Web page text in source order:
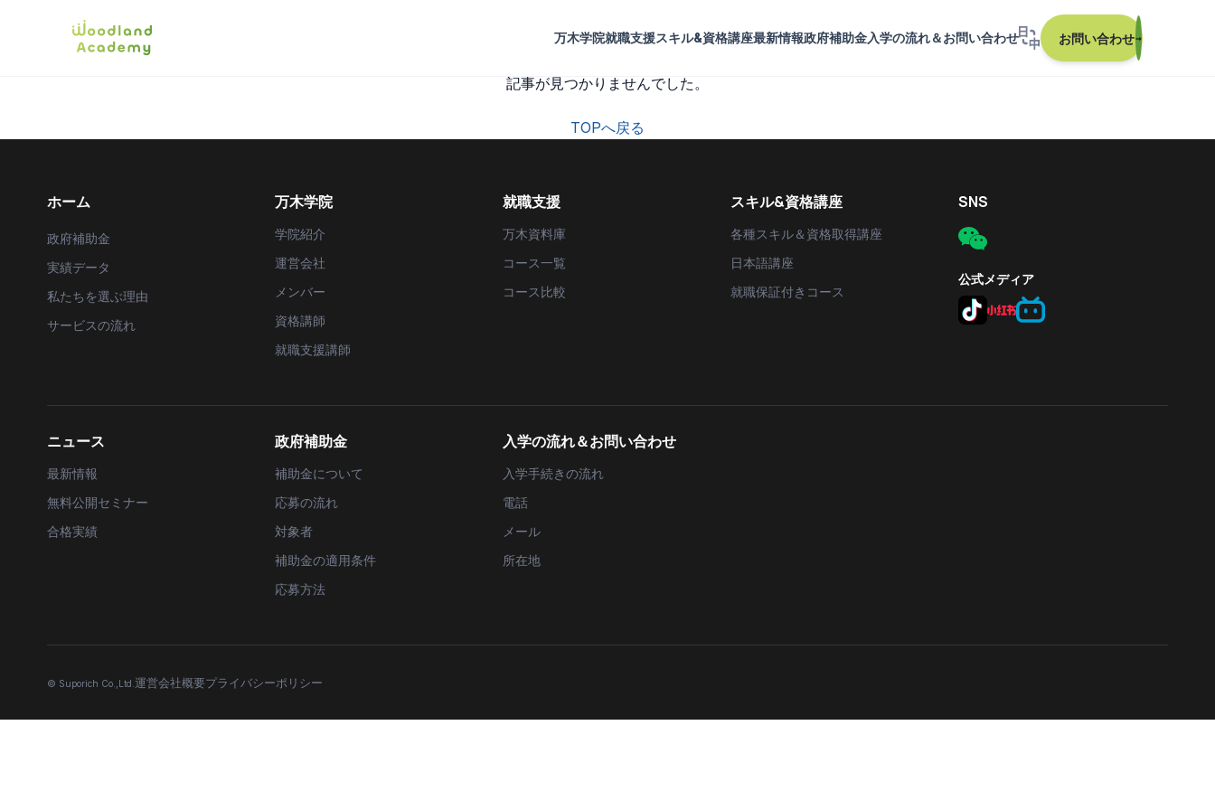
万木学院就職支援スキル&資格講座最新情報政府補助金入学の流れ＆お問い合わせ お問い合わせ→
記事が見つかりませんでした。
TOPへ戻る
ホーム
政府補助金
実績データ
私たちを選ぶ理由
サービスの流れ
万木学院
学院紹介
運営会社
メンバー
資格講師
就職支援講師
就職支援
万木資料庫
コース一覧
コース比較
スキル&資格講座
各種スキル＆資格取得講座
日本語講座
就職保証付きコース
SNS
公式メディア
ニュース
最新情報
無料公開セミナー
合格実績
政府補助金
補助金について
応募の流れ
対象者
補助金の適用条件
応募方法
入学の流れ＆お問い合わせ
入学手続きの流れ
電話
メール
所在地
© Suporich Co.,Ltd. 運営会社概要プライバシーポリシー